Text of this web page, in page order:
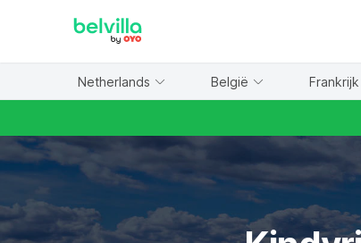
Netherlands België Frankrijk